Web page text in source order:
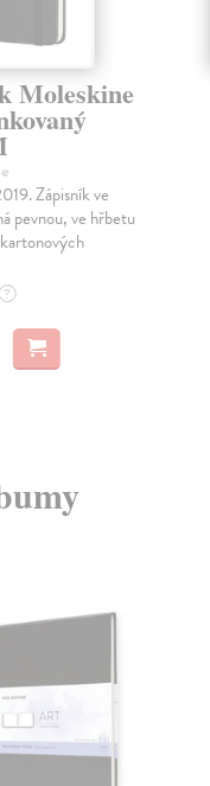
Moleskine
Zápisník ve
pevnou, ve hřbetu
?